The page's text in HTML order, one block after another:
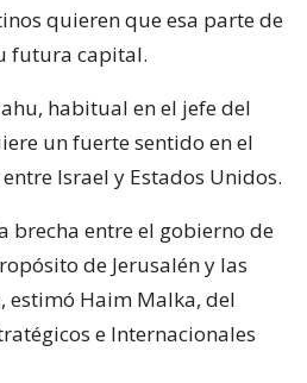
quieren que esa parte de
futura capital.
habitual en el jefe del
un fuerte sentido en el
Israel y Estados Unidos.
brecha entre el gobierno de
de Jerusalén y las
estimó Haim Malka, del
e Internacionales